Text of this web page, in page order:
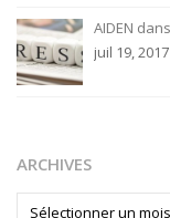
AIDEN
juil 19, 2017
ARCHIVES
ARCHIVES